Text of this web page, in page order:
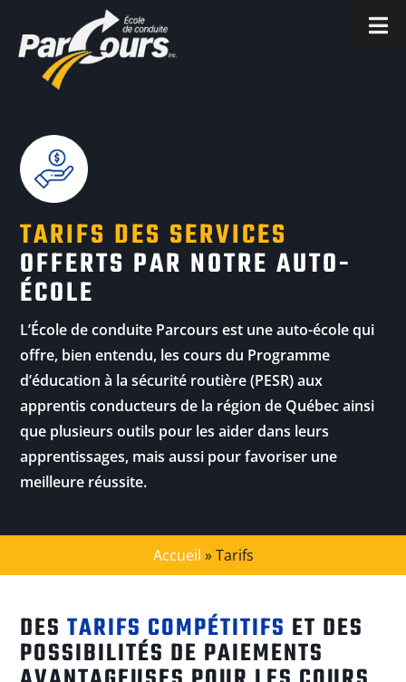
TARIFS DES SERVICES
OFFERTS PAR NOTRE AUTO-
ÉCOLE
L’École de conduite Parcours est une auto-école qui
offre, bien entendu, les cours du Programme
d’éducation à la sécurité routière (PESR) aux
apprentis conducteurs de la région de Québec ainsi
que plusieurs outils pour les aider dans leurs
apprentissages, mais aussi pour favoriser une
meilleure réussite.
Accueil »Tarifs
DESTARIFS COMPÉTITIFS ET DES
POSSIBILITÉS DE PAIEMENTS